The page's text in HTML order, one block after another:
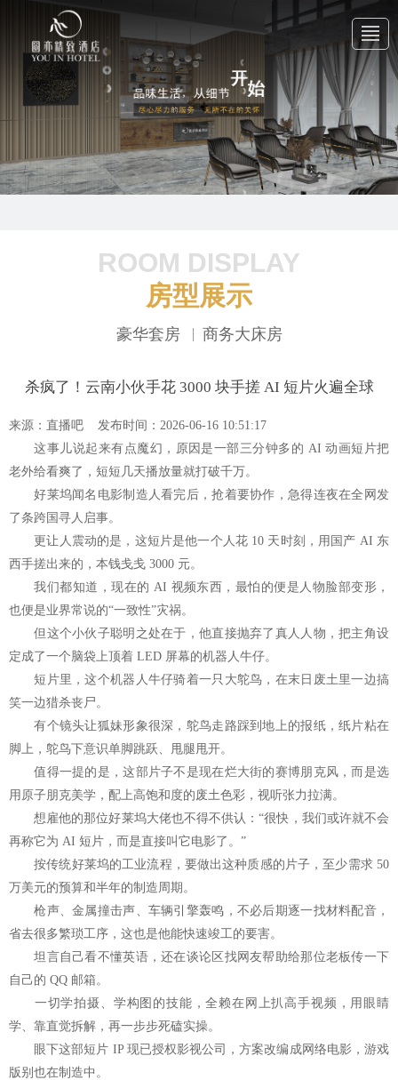
首 页
关于我们
新闻中心
联系我们
网站地图
ROOM DISPLAY
房型展示
豪华套房 商务大床房
杀疯了！云南小伙手花 3000 块手搓 AI 短片火遍全球
来源： 直播吧 发布时间：2026-06-16 10:51:17
这事儿说起来有点魔幻，原因是一部三分钟多的 AI 动画短片把
老外给看爽了，短短几天播放量就打破千万。
好莱坞闻名电影制造人看完后，抢着要协作，急得连夜在全网发
了条跨国寻人启事。
更让人震动的是，这短片是他一个人花 10 天时刻，用国产 AI 东
西手搓出来的，本钱戋戋 3000 元。
我们都知道，现在的 AI 视频东西，最怕的便是人物脸部变形，
也便是业界常说的“一致性”灾祸。
但这个小伙子聪明之处在于，他直接抛弃了真人人物，把主角设
定成了一个脑袋上顶着 LED 屏幕的机器人牛仔。
短片里，这个机器人牛仔骑着一只大鸵鸟，在末日废土里一边搞
笑一边猎杀丧尸。
有个镜头让狐妹形象很深，鸵鸟走路踩到地上的报纸，纸片粘在
脚上，鸵鸟下意识单脚跳跃、甩腿甩开。
值得一提的是，这部片子不是现在烂大街的赛博朋克风，而是选
用原子朋克美学，配上高饱和度的废土色彩，视听张力拉满。
想雇他的那位好莱坞大佬也不得不供认：“很快，我们或许就不会
再称它为 AI 短片，而是直接叫它电影了。”
按传统好莱坞的工业流程，要做出这种质感的片子，至少需求 50
万美元的预算和半年的制造周期。
枪声、金属撞击声、车辆引擎轰鸣，不必后期逐一找材料配音，
省去很多繁琐工序，这也是他能快速竣工的要害。
坦言自己看不懂英语，还在谈论区找网友帮助给那位老板传一下
自己的 QQ 邮箱。
一切学拍摄、学构图的技能，全赖在网上扒高手视频，用眼睛
学、靠直觉拆解，再一步步死磕实操。
眼下这部短片 IP 现已授权影视公司，方案改编成网络电影，游戏
版别也在制造中。